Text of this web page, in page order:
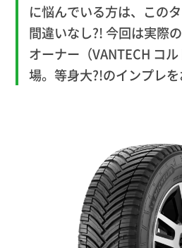
に悩んでいる方は、この
間違いなし?! 今回は実際
オーナー（VANTECH コ
場。等身大?!のインプレを